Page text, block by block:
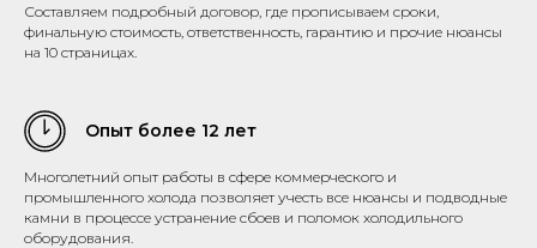
Составляем подробный договор, где прописываем сроки,
финальную стоимость, ответственность, гарантию и прочие нюансы
на 10 страницах.
Опыт более 12 лет
Многолетний опыт работы в сфере коммерческого и
промышленного холода позволяет учесть все нюансы и подводные
камни в процессе устранение сбоев и поломок холодильного
оборудования.